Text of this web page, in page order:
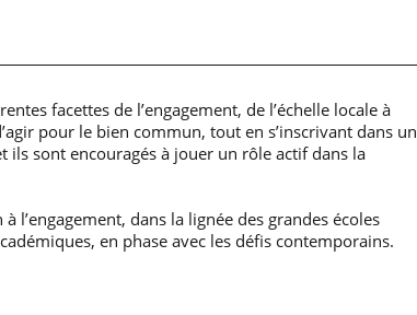
facettes de l’engagement, de l’échelle locale à
pour le bien commun, tout en s’inscrivant dans un
ils sont encouragés à jouer un rôle actif dans la
dans la lignée des grandes écoles
en phase avec les défis contemporains.